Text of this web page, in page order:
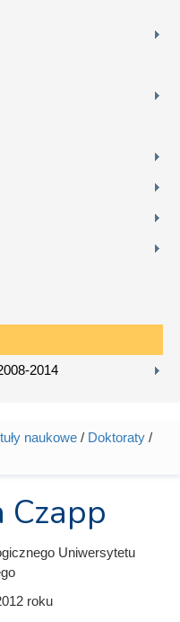
2014
naukowe / Doktoraty /
Czapp
Uniwersytetu
roku